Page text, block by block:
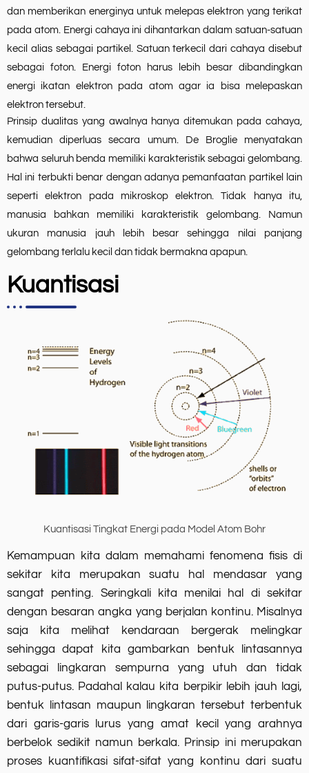
dan memberikan energinya untuk melepas elektron yang terikat
pada atom. Energi cahaya ini dihantarkan dalam satuan-satuan
kecil alias sebagai partikel. Satuan terkecil dari cahaya disebut
sebagai foton. Energi foton harus lebih besar dibandingkan
energi ikatan elektron pada atom agar ia bisa melepaskan
elektron tersebut.
Prinsip dualitas yang awalnya hanya ditemukan pada cahaya,
kemudian diperluas secara umum. De Broglie menyatakan
bahwa seluruh benda memiliki karakteristik sebagai gelombang.
Hal ini terbukti benar dengan adanya pemanfaatan partikel lain
seperti elektron pada mikroskop elektron. Tidak hanya itu,
manusia bahkan memiliki karakteristik gelombang. Namun
ukuran manusia jauh lebih besar sehingga nilai panjang
gelombang terlalu kecil dan tidak bermakna apapun.
Kuantisasi
Kuantisasi Tingkat Energi pada Model Atom Bohr
Kemampuan kita dalam memahami fenomena fisis di
sekitar kita merupakan suatu hal mendasar yang
sangat penting. Seringkali kita menilai hal di sekitar
dengan besaran angka yang berjalan kontinu. Misalnya
saja kita melihat kendaraan bergerak melingkar
sehingga dapat kita gambarkan bentuk lintasannya
sebagai lingkaran sempurna yang utuh dan tidak
putus-putus. Padahal kalau kita berpikir lebih jauh lagi,
bentuk lintasan maupun lingkaran tersebut terbentuk
dari garis-garis lurus yang amat kecil yang arahnya
berbelok sedikit namun berkala. Prinsip ini merupakan
proses kuantifikasi sifat-sifat yang kontinu dari suatu